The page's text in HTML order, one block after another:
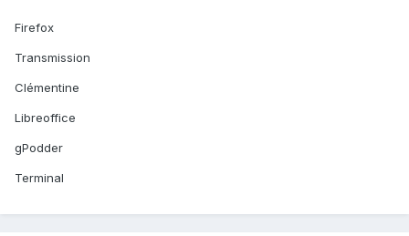
Firefox
Transmission
Clémentine
Libreoffice
gPodder
Terminal